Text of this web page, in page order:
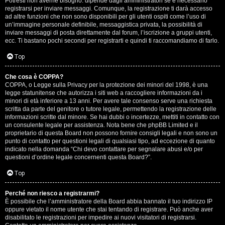
A
r
g
o
m
e
n
t
registrarsi per inviare messaggi. Comunque, la registrazione ti darà accesso
ad altre funzioni che non sono disponibili per gli utenti ospiti come l’uso di
un’immagine personale definibile, messaggistica privata, la possibilità di
inviare messaggi di posta direttamente dal forum, l’iscrizione a gruppi utenti,
ecc. Ti bastano pochi secondi per registrarti e quindi ti raccomandiamo di farlo.
Top
Che cosa è COPPA?
COPPA, o Legge sulla Privacy per la protezione dei minori del 1998, è una
legge statunitense che autorizza i siti web a raccogliere informazioni da i
minori di età inferiore a 13 anni. Per avere tale consenso serve una richiesta
scritta da parte del genitore o tutore legale, permettendo la registrazione delle
informazioni scritte dal minore. Se hai dubbi o incertezze, mettiti in contatto con
un consulente legale per assistenza. Nota bene che phpBB Limited e il
proprietario di questa Board non possono fornire consigli legali e non sono un
punto di contatto per questioni legali di qualsiasi tipo, ad eccezione di quanto
indicato nella domanda “Chi devo contattare per segnalare abusi e/o per
questioni d’ordine legale concernenti questa Board?”.
Top
Perché non riesco a registrarmi?
È possibile che l’amministratore della Board abbia bannato il tuo indirizzo IP
oppure vietato il nome utente che stai tentando di registrare. Può anche aver
disabilitato le registrazioni per impedire ai nuovi visitatori di registrarsi.
T
o
p
i
c
A
t
t
i